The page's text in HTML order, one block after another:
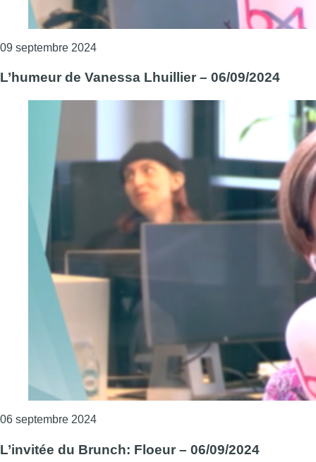
09 septembre 2024Consulter l'article "Les passeur·euses de
L’humeur de Vanessa Lhuillier – 06/09/2024
06 septembre 2024Consulter l'article "L’humeur de Vanessa
L’invitée du Brunch: Floeur – 06/09/2024